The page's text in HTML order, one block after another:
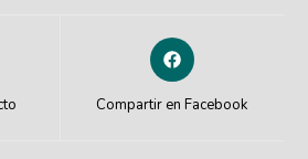
Compartir en Facebook